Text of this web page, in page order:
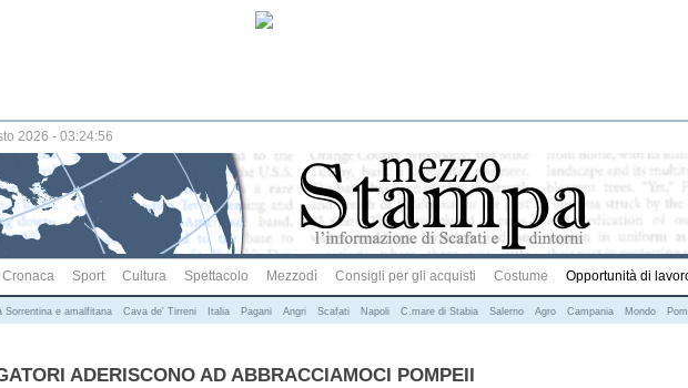
2026 - 03:24:57
Cronaca Sport Cultura Spettacolo Mezzodì Consigli per gli acquisti Costume Opportunità di
Sorrentina e amalfitana Cava de' Tirreni Italia Pagani Angri Scafati Napoli C.mare di Stabia Salerno Agro Campania Mondo
ADERISCONO AD ABBRACCIAMOCI POMPEII